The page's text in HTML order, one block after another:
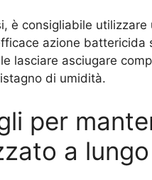
è consigliabile utilizzare
azione
lasciare asciugare
di umidità.
per
a lungo